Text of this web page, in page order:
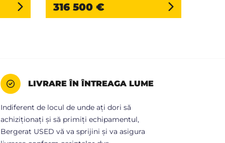
316 500 €
LIVRARE ÎN ÎNTREAGA LUME
Indiferent de locul de unde ați dori să
achiziționați și să primiți echipamentul,
Bergerat USED vă va sprijini și va asigura